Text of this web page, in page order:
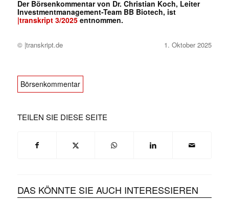
Der Börsenkommentar von Dr. Christian Koch, Leiter
Investmentmanagement-Team BB Biotech, ist
|transkript 3/2025entnommen.
© |transkript.de 1. Oktober 2025
Börsenkommentar
TEILEN SIE DIESE SEITE
DAS KÖNNTE SIE AUCH INTERESSIEREN